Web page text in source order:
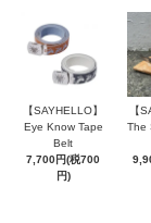
【SAYHELLO】
Eye Know Tape
Belt
7,700円(税700
円)
【
The